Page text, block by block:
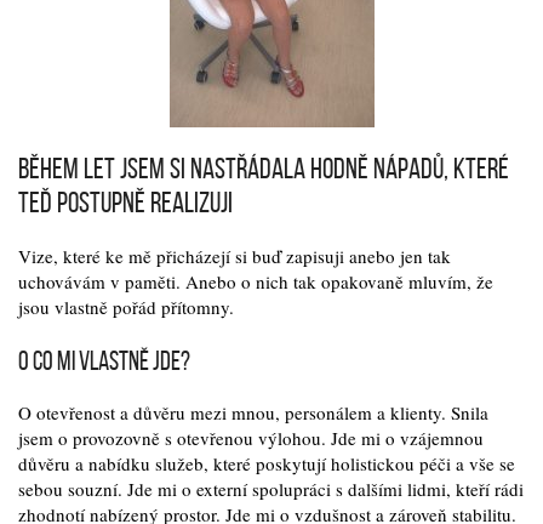
Během let jsem si nastřádala hodně nápadů, které
teď postupně realizuji
Vize, které ke mě přicházejí si buď zapisuji anebo jen tak
uchovávám v paměti. Anebo o nich tak opakovaně mluvím, že
jsou vlastně pořád přítomny.
O co mi vlastně jde?
O otevřenost a důvěru mezi mnou, personálem a klienty. Snila
jsem o provozovně s otevřenou výlohou. Jde mi o vzájemnou
důvěru a nabídku služeb, které poskytují holistickou péči a vše se
sebou souzní. Jde mi o externí spolupráci s dalšími lidmi, kteří rádi
zhodnotí nabízený prostor. Jde mi o vzdušnost a zároveň stabilitu.